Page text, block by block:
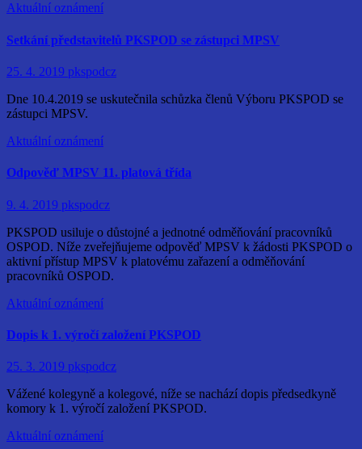
Aktuální oznámení
Setkání představitelů PKSPOD se zástupci MPSV
25. 4. 2019 pkspodcz
Dne 10.4.2019 se uskutečnila schůzka členů Výboru PKSPOD se
zástupci MPSV.
Aktuální oznámení
Odpověď MPSV 11. platová třída
9. 4. 2019 pkspodcz
PKSPOD usiluje o důstojné a jednotné odměňování pracovníků
OSPOD. Níže zveřejňujeme odpověď MPSV k žádosti PKSPOD o
aktivní přístup MPSV k platovému zařazení a odměňování
pracovníků OSPOD.
Aktuální oznámení
Dopis k 1. výročí založení PKSPOD
25. 3. 2019 pkspodcz
Vážené kolegyně a kolegové, níže se nachází dopis předsedkyně
komory k 1. výročí založení PKSPOD.
Aktuální oznámení